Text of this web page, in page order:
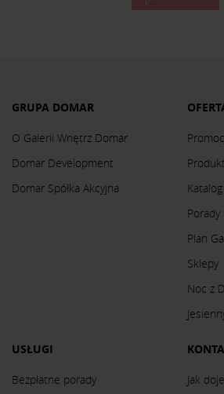
GRUPA DOMAR
O Galerii Wnętrz Domar
Domar Development
Domar Spółka Akcyjna
Katalog
Plan
Sklepy
Noc z
USŁUGI
Bezpłatne porady Jak